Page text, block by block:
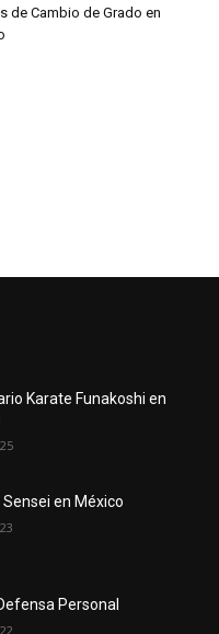
de Cambio de Grado en
Karate Funakoshi en
en México
Personal